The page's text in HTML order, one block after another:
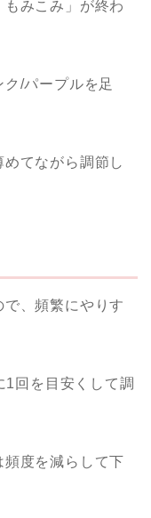
みこみ」が終わ
/パープルを足
てながら調節し
、頻繁にやりす
回を目安くして調
度を減らして下